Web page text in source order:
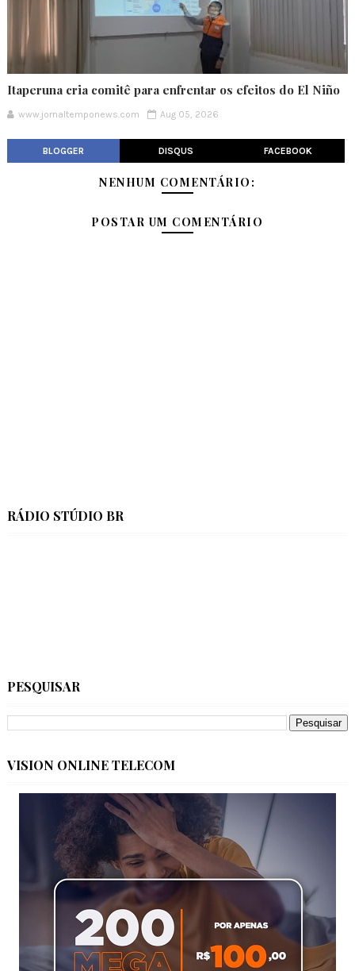
Itaperuna cria comitê para enfrentar os efeitos do El Niño
www.jornaltemponews.com Aug 05, 2026
BLOGGER DISQUS FACEBOOK
NENHUM COMENTÁRIO:
POSTAR UM COMENTÁRIO
RÁDIO STÚDIO BR
PESQUISAR
VISION ONLINE TELECOM